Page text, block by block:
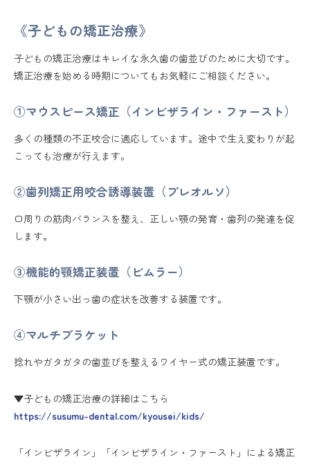
《子どもの矯正治療》
子どもの矯正治療はキレイな永久歯の歯並びのために大切です。
矯正治療を始める時期についてもお気軽にご相談ください。
①マウスピース矯正（インビザライン・ファースト）
多くの種類の不正咬合に適応しています。途中で生え変わりが起
こっても治療が行えます。
②歯列矯正用咬合誘導装置（プレオルソ）
口周りの筋肉バランスを整え、正しい顎の発育・歯列の発達を促
します。
③機能的顎矯正装置（ビムラー）
下顎が小さい出っ歯の症状を改善する装置です。
④マルチブラケット
捻れやガタガタの歯並びを整えるワイヤー式の矯正装置です。
▼子どもの矯正治療の詳細はこちら
https://susumu-dental.com/kyousei/kids/
「インビザライン」「インビザライン・ファースト」による矯正